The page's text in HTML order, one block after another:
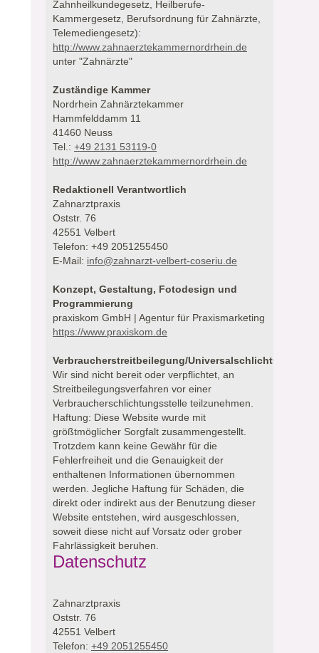
Zahnheilkundegesetz, Heilberufe-
Kammergesetz, Berufsordnung für Zahnärzte,
Telemediengesetz):
http://www.zahnaerztekammernordrhein.de
unter "Zahnärzte"
Zuständige Kammer
Nordrhein Zahnärztekammer
Hammfelddamm 11
41460 Neuss
Tel.: +49 2131 53119-0
http://www.zahnaerztekammernordrhein.de
Redaktionell Verantwortlich
Zahnarztpraxis
Oststr. 76
42551 Velbert
Telefon: +49 2051255450
E-Mail: info@zahnarzt-velbert-coseriu.de
Konzept, Gestaltung, Fotodesign und
Programmierung
praxiskom GmbH | Agentur für Praxismarketing
https://www.praxiskom.de
Verbraucherstreitbeilegung/
Wir sind nicht bereit oder verpflichtet, an
Streitbeilegungsverfahren vor einer
Verbraucherschlichtungsstelle teilzunehmen.
Haftung: Diese Website wurde mit
größtmöglicher Sorgfalt zusammengestellt.
Trotzdem kann keine Gewähr für die
Fehlerfreiheit und die Genauigkeit der
enthaltenen Informationen übernommen
werden. Jegliche Haftung für Schäden, die
direkt oder indirekt aus der Benutzung dieser
Website entstehen, wird ausgeschlossen,
soweit diese nicht auf Vorsatz oder grober
Fahrlässigkeit beruhen.
Datenschutz
Zahnarztpraxis
Oststr. 76
42551 Velbert
Telefon: +49 2051255450